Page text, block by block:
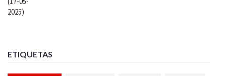
ETIQUETAS